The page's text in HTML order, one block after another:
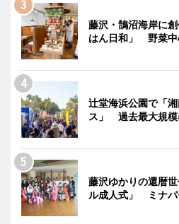
藤沢・鵠沼海岸に
はん日和」 野菜中
辻堂海浜公園で「
ス」 過去最大規模
藤沢ゆかりの還暦
ル成人式」 ミナパ